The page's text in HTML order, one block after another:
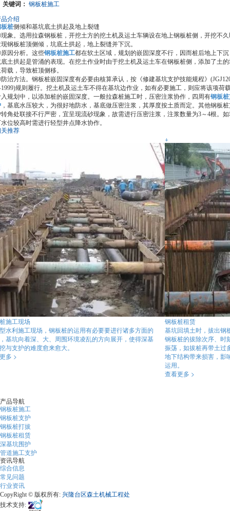
关键词： 钢板桩施工
介绍
桩侧倾和基坑底土拱起及地上裂缝
象。选用拉森钢板桩，开挖土方的挖土机及运土车辆设在地上钢板桩侧，开挖不久
钢板桩顶侧倾，坑底土拱起，地上裂缝并下沉。
因分析。这些钢板桩施工都在软土区域，规划的嵌固深度不行，因而桩后地上下沉
土拱起是管涌的表现。在挖土作业时由于挖土机及运土车在钢板桩侧，添加了土的
载，导致桩顶侧移。
治方法。钢板桩嵌固深度有必要由核算承认，按《修建基坑支护技能规程》
规则履行。挖土机及运土车不得在基坑边作业，如有必要施工，则应将该项荷
规划中，以添加桩的嵌固深度。一般拉森桩施工时，压密注浆协作，四周有钢板桩
，基底水压较大，为很好地防水，基底做压密注浆，其厚度按土质而定。其他钢板桩
角处联接不行严密，宜呈现流砂现象，故需进行压密注浆，注浆数量为3～4根。如
位较高时需进行轻型井点降水协作。
推荐
施工现场
水利施工现场，钢板桩的运用有必要要进行诸多方面的
基坑向着深、大、周围环境凌乱的方向展开，使得深基
与支护的难度愈来愈大。
多 >
+
钢板桩租赁
基坑回填土时，拔出钢
钢板桩的拔除次序、时
振荡，如拔桩再带土过
地下结构带来损害，影
运用。
查看更多 >
产品导航
钢板桩施工
钢板桩支护
钢板桩打拔
钢板桩租赁
深基坑围护
管道施工支护
资讯导航
综合信息
常见问题
行业资讯
CopyRight © 版权所有: 兴隆台区森土机械工程处
技术支持: